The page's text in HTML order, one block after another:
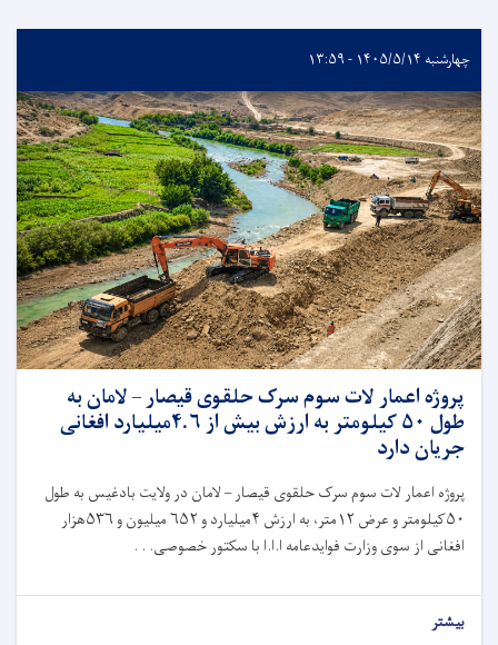
چهارشنبه ۱۴۰۵/۵/۱۴ - ۱۳:۵۹
پروژه اعمار لات سوم سرک حلقوی قیصار – لامان به
طول ۵۰ کیلومتر به ارزش بیش از ۴.۶میلیارد افغانی
جریان دارد
پروژه اعمار لات سوم سرک حلقوی قیصار – لامان در ولایت بادغیس به طول
۵۰کیلومتر و عرض ۱۲متر، به ارزش ۴میلیارد و ۶۵۲ میلیون و ۵۳۶هزار
افغانی از سوی وزارت فوایدعامه ا.ا.ا با سکتور خصوصی. . .
بیشتر